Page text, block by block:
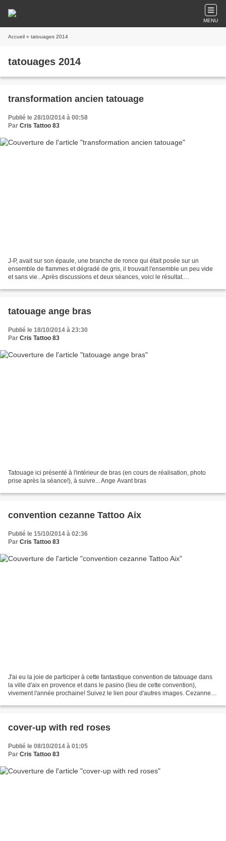
MENU
Accueil » tatouages 2014
tatouages 2014
transformation ancien tatouage
Publié le 28/10/2014 à 00:58
Par Cris Tattoo 83
J-P, avait sur son épaule, une branche de ronce qui était posée sur un
ensemble de flammes et dégradé de gris, il trouvait l'ensemble un peu vide
et sans vie...Après discussions et deux séances, voici le résultat.
tatouage ange bras
Publié le 18/10/2014 à 23:30
Par Cris Tattoo 83
Tatouage ici présenté à l'intérieur de bras (en cours de réalisation, photo
prise après la séance!), à suivre... Ange Avant bras
convention cezanne Tattoo Aix
Publié le 15/10/2014 à 02:36
Par Cris Tattoo 83
J'ai eu la joie de participer à cette fantastique convention de tatouage dans
la ville d'aix en provence et dans le pasino (lieu de cette convention),
vivement l'année prochaine! Suivez le lien pour d'autres images. Cezanne
cover-up with red roses
Publié le 08/10/2014 à 01:05
Par Cris Tattoo 83